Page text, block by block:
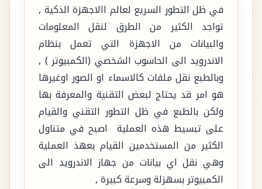
في ظل التطور السريع لعالم االاجهزة الذكية ,
تواجد الكثير من الطرق لنقل المعلومات
والبيانات من الاجهزة التي تعمل بنظام
الاندرويد الى الحاسوب الشخصي (الكمبيوتر ) ,
وبالطبع نقل ملفات كالاسماء او الصور اوغيرها
هو امر قد يحتاج لبعض التقنية والمعرفة بها
ولكن بالطبع في ظل التطور التقني والقيام
على تبسيط هذه العملية اصبح في متناول
الكثير من المستخدمين القيام بعهذ العملية
وهي نقل اي بيانات من جهاز الاندرويد الى
الكمبيوتر بسهزلة وسرعة كبيرة ,